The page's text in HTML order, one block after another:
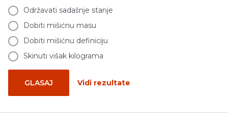
Održavati sadašnje stanje
Dobiti mišićnu masu
Dobiti mišićnu definiciju
Skinuti višak kilograma
GLASAJ Vidi rezultate